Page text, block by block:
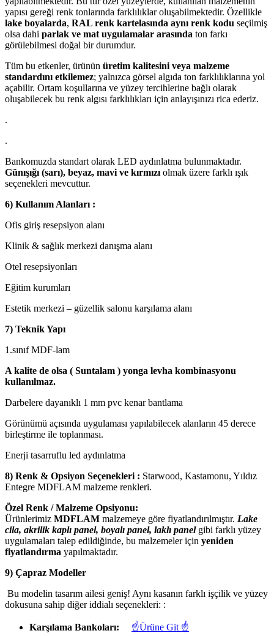
yapısı gereği renk tonlarında farklılıklar oluşabilmektedir. Özellikle
lake boyalarda, RAL renk kartelasında aynı renk kodu seçilmiş
olsa dahi parlak ve mat uygulamalar arasında ton farkı
görülebilmesi doğal bir durumdur.
Tüm bu etkenler, ürünün üretim kalitesini veya malzeme
standardını etkilemez; yalnızca görsel algıda ton farklılıklarına yol
açabilir. Ortam koşullarına ve yüzey tercihlerine bağlı olarak
oluşabilecek bu renk algısı farklılıkları için anlayışınızı rica ederiz.
.
.
Bankomuzda standart olarak LED aydınlatma bulunmaktadır.
Günışığı (sarı), beyaz, mavi ve kırmızı olmak üzere farklı ışık
seçenekleri mevcuttur.
6) Kullanım Alanları :
Ofis giriş resepsiyon alanı
Klinik & sağlık merkezi danışma alanı
Otel resepsiyonları
Eğitim kurumları
Estetik merkezi – güzellik salonu karşılama alanı
7) Teknik Yapı
1.sınıf MDF-lam
A kalite de olsa ( Suntalam ) yonga levha kombinasyonu
kullanılmaz.
Darbelere dayanıklı 1 mm pvc kenar bantlama
Görünümü açısında uygulaması yapılabilecek alanların 45 derece
birleştirme ile toplanması.
Enerji tasarruflu led aydınlatma
8) Renk & Opsiyon Seçenekleri : Starwood, Kastamonu, Yıldız
Entegre MDFLAM malzeme renkleri.
Özel Renk / Malzeme Opsiyonu:
Ürünlerimiz MDFLAM malzemeye göre fiyatlandırılmıştır. Lake
cila, akrilik kaplı panel, boyalı panel, laklı panel gibi farklı yüzey
uygulamaları talep edildiğinde, bu malzemeler için yeniden
fiyatlandırma yapılmaktadır.
9) Çapraz Modeller
Bu modelin tasarım ailesi geniş! Aynı kasanın farklı işçilik ve yüzey
dokusuna sahip diğer iddialı seçenekleri: :
Karşılama Bankoları: ☝Ürüne Git ☝